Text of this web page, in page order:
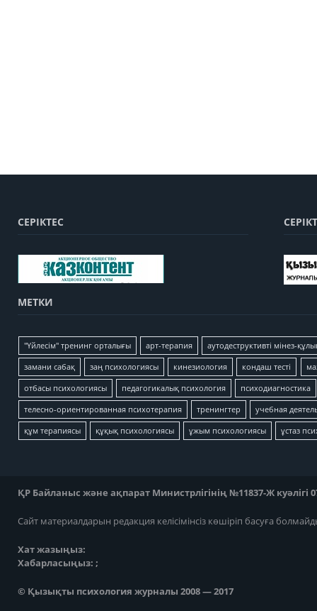
СЕРІКТЕС
МЕТКИ
"Үйлесім" тренинг орталығы арт-терапия аутодеструктивті мінез-
замани сабақ заң психологиясы кинезиология кондаш тесті
отбасы психологиясы педагогикалық психология психодиагностика
телесно-ориентированная психотерапия тренингтер учебная
құм терапиясы құқық психологиясы ұжым психологиясы ұстаз
ҚР Байланыс және ақпарат Министрлігінің №11837-Ж куәлігі
Сайт материалдарын редакция келісімінсіз көшіріп басуға
Хат жазыңыз:
Хабарласыңыз: ;
© Қызықты психология журналы 2008 — 2017